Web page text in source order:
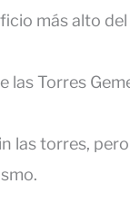
más alto
las Torres
las torres,